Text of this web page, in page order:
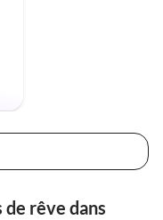
de rêve dans